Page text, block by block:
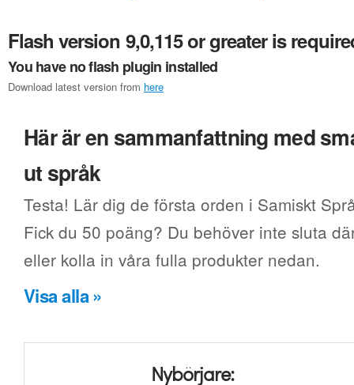
Flash version 9,0,115 or greater is
You have no flash plugin installed
Download latest version from here
Här är en sammanfattning med
ut språk
Testa! Lär dig de första orden i Samiskt
Fick du 50 poäng? Du behöver inte sluta
eller kolla in våra fulla produkter nedan.
Visa alla »
Nybörjare: